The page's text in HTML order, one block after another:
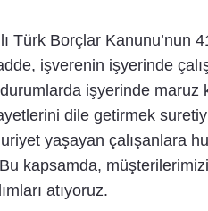
Türk Borçlar Kanunu’nun
işverenin işyerinde
işyerinde maruz
dile getirmek
yaşayan çalışanlara
kapsamda,
atıyoruz.